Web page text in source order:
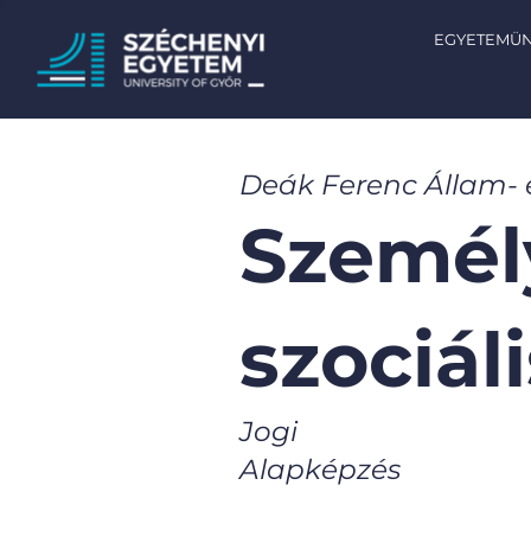
Jogi
Alapképzés
Deák Ferenc